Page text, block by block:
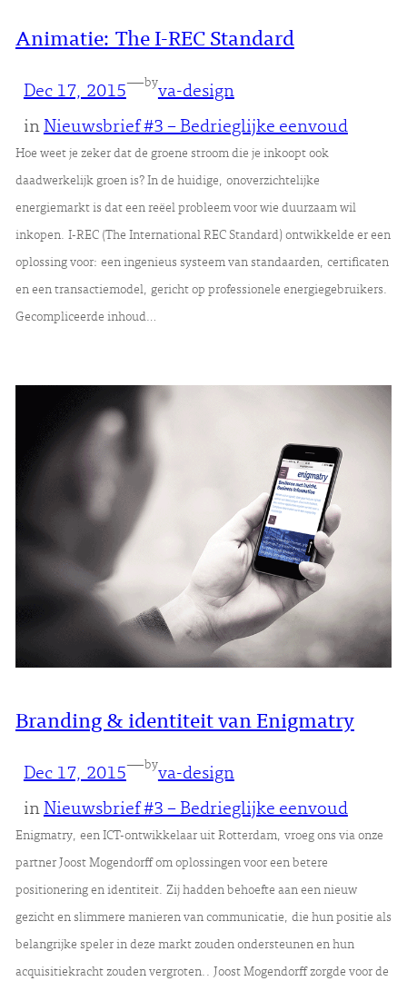
Animatie: The I-REC Standard
Dec 17, 2015—byva-design
in Nieuwsbrief #3 – Bedrieglijke eenvoud
Hoe weet je zeker dat de groene stroom die je inkoopt ook
daadwerkelijk groen is? In de huidige, onoverzichtelijke
energiemarkt is dat een reëel probleem voor wie duurzaam wil
inkopen. I-REC (The International REC Standard) ontwikkelde er een
oplossing voor: een ingenieus systeem van standaarden, certificaten
en een transactiemodel, gericht op professionele energiegebruikers.
Gecompliceerde inhoud…
Branding & identiteit van Enigmatry
Dec 17, 2015—byva-design
in Nieuwsbrief #3 – Bedrieglijke eenvoud
Enigmatry, een ICT-ontwikkelaar uit Rotterdam, vroeg ons via onze
partner Joost Mogendorff om oplossingen voor een betere
positionering en identiteit. Zij hadden behoefte aan een nieuw
gezicht en slimmere manieren van communicatie, die hun positie als
belangrijke speler in deze markt zouden ondersteunen en hun
acquisitiekracht zouden vergroten.. Joost Mogendorff zorgde voor de